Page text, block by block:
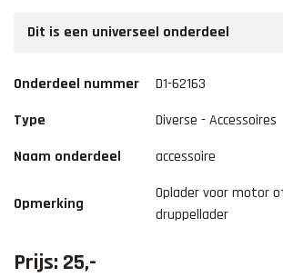
Dit is een universeel onderdeel
Onderdeel nummer
D1-62163
Type
Diverse - Accessoires
Naam onderdeel
accessoire
Opmerking
Oplader voor motor
druppellader
Prijs: 25,-